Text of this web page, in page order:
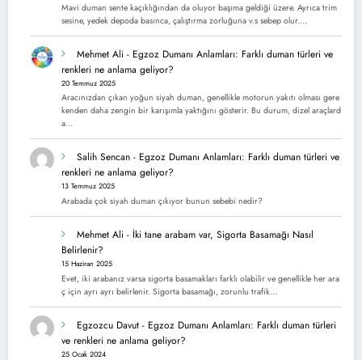
Mavi duman sente kaçıklığından da oluyor başıma geldiği üzere. Ayrıca trim
sesine, yedek depoda basınca, çalıştırma zorluğuna v.s sebep olur.…
Mehmet Ali - Egzoz Dumanı Anlamları: Farklı duman türleri ve
renkleri ne anlama geliyor?
20 Temmuz 2025
Aracınızdan çıkan yoğun siyah duman, genellikle motorun yakıtı olması gere
kenden daha zengin bir karışımla yaktığını gösterir. Bu durum, dizel araçlard
a…
Salih Sencan - Egzoz Dumanı Anlamları: Farklı duman türleri ve
renkleri ne anlama geliyor?
13 Temmuz 2025
Arabada çok siyah duman çıkıyor bunun sebebi nedir?
Mehmet Ali - İki tane arabam var, Sigorta Basamağı Nasıl
Belirlenir?
15 Haziran 2025
Evet, iki arabanız varsa sigorta basamakları farklı olabilir ve genellikle her ara
ç için ayrı ayrı belirlenir. Sigorta basamağı, zorunlu trafik…
Egzozcu Davut - Egzoz Dumanı Anlamları: Farklı duman türleri
ve renkleri ne anlama geliyor?
25 Ocak 2024